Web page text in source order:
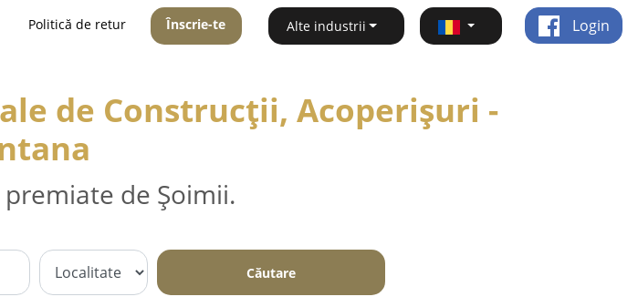
Politică de retur Înscrie-te Alte industrii Login
de Construcții, Acoperișuri -
de Șoimii.
Căutare